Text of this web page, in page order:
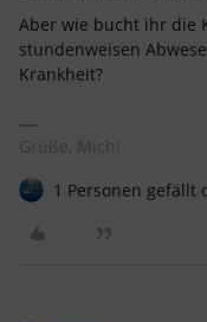
Aber wie bucht ihr die
stundenweisen
Krankheit?
Grüße, Michi
1 Personen gefällt